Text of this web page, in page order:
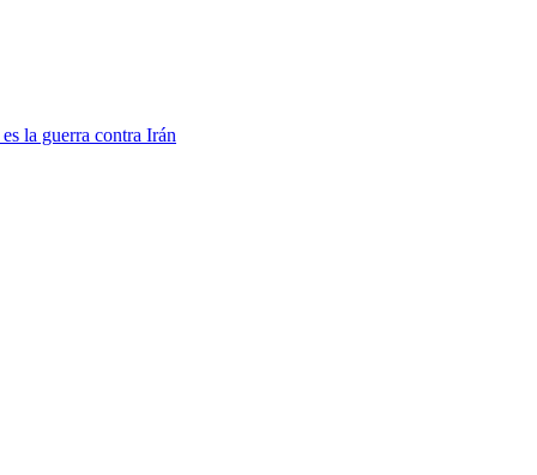
la guerra contra Irán